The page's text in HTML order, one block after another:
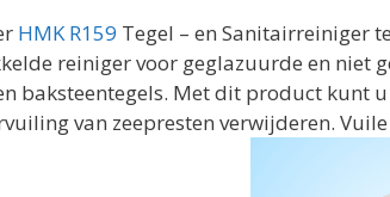
HMK R159 Tegel – en Sanitairreiniger
reiniger voor geglazuurde en niet
baksteentegels. Met dit product kunt
van zeepresten verwijderen.